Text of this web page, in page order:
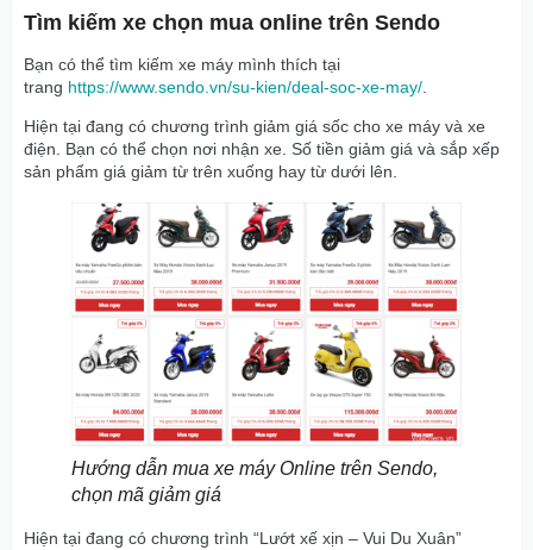
Tìm kiếm xe chọn mua online trên Sendo
Bạn có thể tìm kiếm xe máy mình thích tại
trang https://www.sendo.vn/su-kien/deal-soc-xe-may/
Hiện tại đang có chương trình giảm giá sốc cho xe máy và xe
điện. Bạn có thể chọn nơi nhận xe. Số tiền giảm giá và sắp xếp
sản phẩm giá giảm từ trên xuống hay từ dưới lên.
Hướng dẫn mua xe máy Online trên Sendo,
chọn mã giảm giá
Hiện tại đang có chương trình “Lướt xế xịn – Vui Du Xuân”